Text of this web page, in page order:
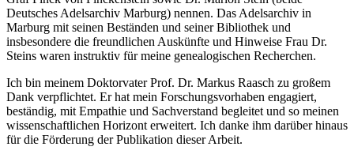
Deutsches Adelsarchiv Marburg) nennen. Das Adelsarchiv in
Marburg mit seinen Beständen und seiner Bibliothek und
insbesondere die freundlichen Auskünfte und Hinweise Frau Dr.
Steins waren instruktiv für meine genealogischen Recherchen.
Ich bin meinem Doktorvater Prof. Dr. Markus Raasch zu großem
Dank verpflichtet. Er hat mein Forschungsvorhaben engagiert,
beständig, mit Empathie und Sachverstand begleitet und so meinen
wissenschaftlichen Horizont erweitert. Ich danke ihm darüber hinaus
für die Förderung der Publikation dieser Arbeit.